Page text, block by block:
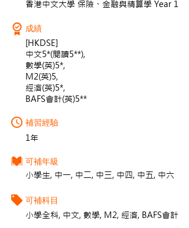
香港中文大學 保險、金融與精算學 Year 1
成績
[HKDSE]
中文5*(閱讀5**),
數學(英)5*,
M2(英)5,
經濟(英)5*,
BAFS會計(英)5**
補習經驗
1年
可補年級
小學生, 中一, 中二, 中三, 中四, 中五, 中六
可補科目
小學全科, 中文, 數學, M2, 經濟, BAFS會計